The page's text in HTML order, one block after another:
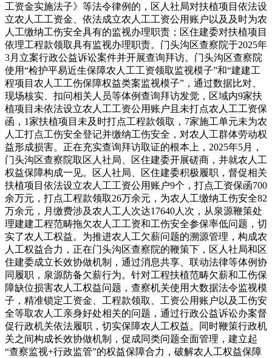
工资金实施法子》等法令律例的，区人社局对扶植项目依法设
立农人工工资金、依法成立农人工工资公用账户以及及时为农
人工缴纳工伤安全具有的监视办理职责；区住建委对扶植项目
依理工程款领取具有监视办理职责。门头沟区查察院于2025年
3月立案行政公益诉讼案件并开展查询拜访。门头沟区查察院
使用“检护平易近生保障农人工工资领取监视模子”和“建建工
程项目农人工工伤保障权益类案监视模子”，通过数据比对、
现场核实、扣问相关人员等体例查询拜访发觉，区域内9家扶
植项目未依法设立农人工工资公用账户且未打点农人工工资保
函，1家扶植项目未及时打点工程款领取，7家施工单元未为农
人工打点工伤安全登记并缴纳工伤安全，对农人工群体劳动权
益形成损害。正在充实查询拜访取证的根本上，2025年5月，
门头沟区查察院取区人社局、区住建委开展磋商，并就农人工
权益保障构成一见。区人社局、区住建委积极履职，督促相关
扶植项目依法设立农人工工资公用账户9个，打点工资保函700
余万元，打点工程款领取26万余元，为农人工缴纳工伤安全82
万余元，月缴费涉及农人工人次达17640人次，从泉源鞭策处
理建建工程范畴拖欠农人工工资和工伤安全参保率低问题，切
实了农人工权益。为推进农人工欠薪问题的溯源管理，构成农
人工权益合力，正在门头沟区查察院的鞭策下，区人社局和区
住建委成立长效协做机制，通过消息共享、联动法律等体例协
同履职，泉源防备欠薪行为。针对工程扶植范畴欠薪和工伤保
障缺位损害农人工权益问题，查察机关使用大数据法令监视模
子，精准锁定工资金、工程款领取、工资公用账户以及工伤安
全等取农人工亲身好处相关的问题，通过行政公益诉讼办案督
促行政机关依法履职，切实保障农人工权益。同时鞭策行政机
关之间构成长效协做机制，促成同类问题全面管理，建立起
“查察监视+行政监管”的权益保障合力，破解农人工权益保障